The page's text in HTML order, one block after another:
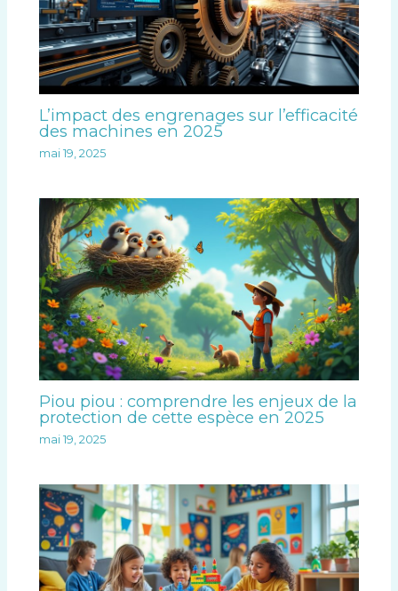
L’impact des engrenages sur l’efficacité
des machines en 2025
mai 19, 2025
Piou piou : comprendre les enjeux de la
protection de cette espèce en 2025
mai 19, 2025